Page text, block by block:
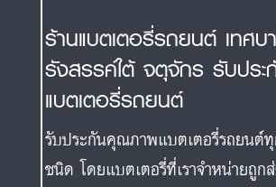
ร้านแบตเตอรี่รถยนต์ เทศบ
รังสรรค์ใต้ จตุจักร รับประ
แบตเตอรี่รถยนต์
รับประกันคุณภาพแบตเตอรี่รถยนต์
ชนิด โดยแบตเตอรี่ที่เราจำหน่ายถูก